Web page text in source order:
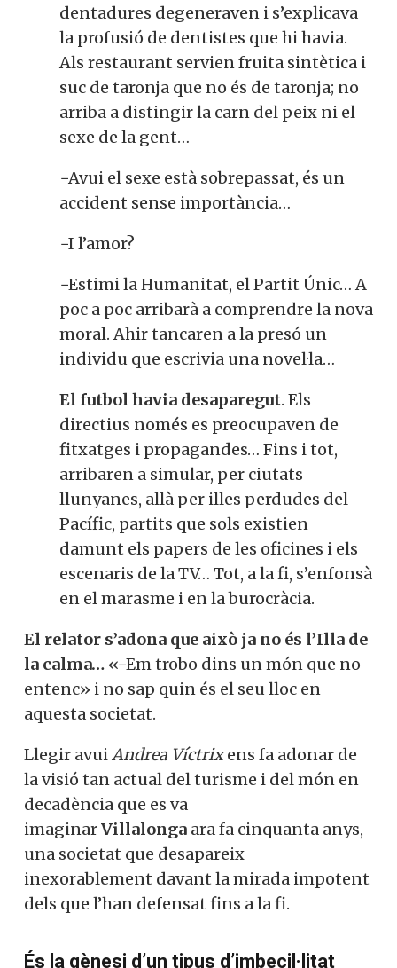
dentadures degeneraven i s’explicava
la profusió de dentistes que hi havia.
Als restaurant servien fruita sintètica i
suc de taronja que no és de taronja; no
arriba a distingir la carn del peix ni el
sexe de la gent…
−Avui el sexe està sobrepassat, és un
accident sense importància…
−I l’amor?
−Estimi la Humanitat, el Partit Únic… A
poc a poc arribarà a comprendre la nova
moral. Ahir tancaren a la presó un
individu que escrivia una novel·la…
El futbol havia desaparegut. Els
directius només es preocupaven de
fitxatges i propagandes… Fins i tot,
arribaren a simular, per ciutats
llunyanes, allà per illes perdudes del
Pacífic, partits que sols existien
damunt els papers de les oficines i els
escenaris de la TV… Tot, a la fi, s’enfonsà
en el marasme i en la burocràcia.
El relator s’adona que això ja no és l’Illa de
la calma… «−Em trobo dins un món que no
entenc» i no sap quin és el seu lloc en
aquesta societat.
Llegir avuiAndrea Víctrixens fa adonar de
la visió tan actual del turisme i del món en
decadència que es va
imaginarVillalonga ara fa cinquanta anys,
una societat que desapareix
inexorablement davant la mirada impotent
dels que l’han defensat fins a la fi.
És la gènesi d’un tipus d’imbecil·litat